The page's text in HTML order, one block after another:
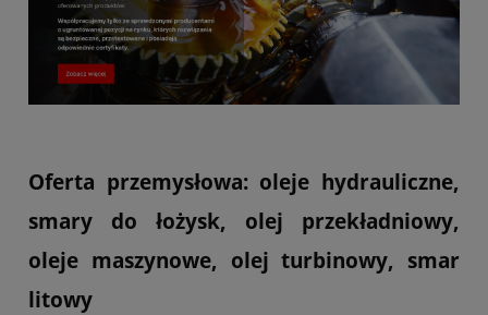
Oferta przemysłowa: oleje hydrauliczne,
smary do łożysk, olej przekładniowy,
oleje maszynowe, olej turbinowy, smar
litowy